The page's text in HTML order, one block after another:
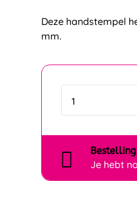
Deze handstempel
mm.
Bestelling
Je hebt